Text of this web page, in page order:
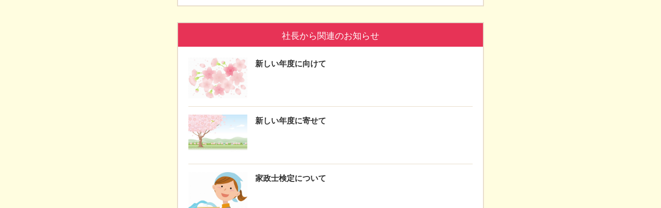
社長から関連のお知らせ
新しい年度に向けて
新しい年度に寄せて
家政士検定について